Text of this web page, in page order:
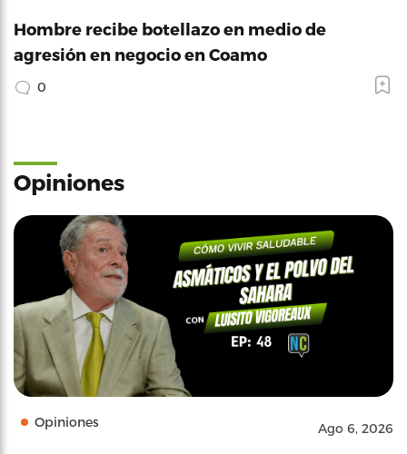
Hombre recibe botellazo en medio de
agresión en negocio en Coamo
0
Opiniones
Opiniones Ago 6, 2026